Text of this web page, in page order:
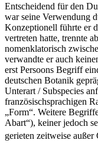
Entscheidend für den
war seine Verwendung
Konzeptionell führte er
vertreten hatte, trennte
nomenklatorisch
verwandte er auch
erst Persoons Begriff
deutschen Botanik
Unterart / Subspecies
französischsprachigen
„Form“. Weitere
Abart“), keiner jedoch
gerieten zeitweise außer